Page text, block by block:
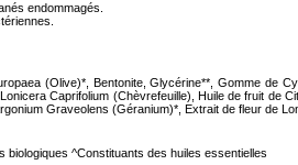
endommagés.
(Olive)*, Bentonite, Glycérine**, Gomme de
Caprifolium (Chèvrefeuille), Huile de fruit de
Graveolens (Géranium)*, Extrait de fleur de
biologiques ^Constituants des huiles essentielles